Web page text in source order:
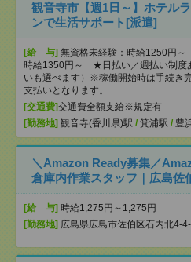
観音寺市【週1日～】ホテル
ンで生活サポート[派遣]
[給 与] 無資格未経験：時給1250円～
時給1350円～ ★日払い／週払い制度
いも選べます）※稼働開始時は手続き
支払いとなります。
[交通費]交通費全額支給※規定有
[勤務地] 観音寺(香川県)駅 / 箕浦駅 / 豊
＼Amazon Ready募集／
倉庫内作業スタッフ｜広島佐
[給 与] 時給1,275円～1,275円
[勤務地] 広島県広島市佐伯区石内北4-